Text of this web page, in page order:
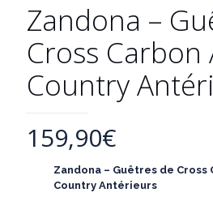
Zandona –
Cross Carbon
Country
159,90€
Zandona – Guêtres de Cross
Country Antérieurs